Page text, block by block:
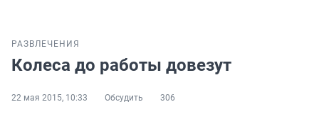
РАЗВЛЕЧЕНИЯ
Колеса до работы довезут
22 мая 2015, 10:33 Обсудить 306